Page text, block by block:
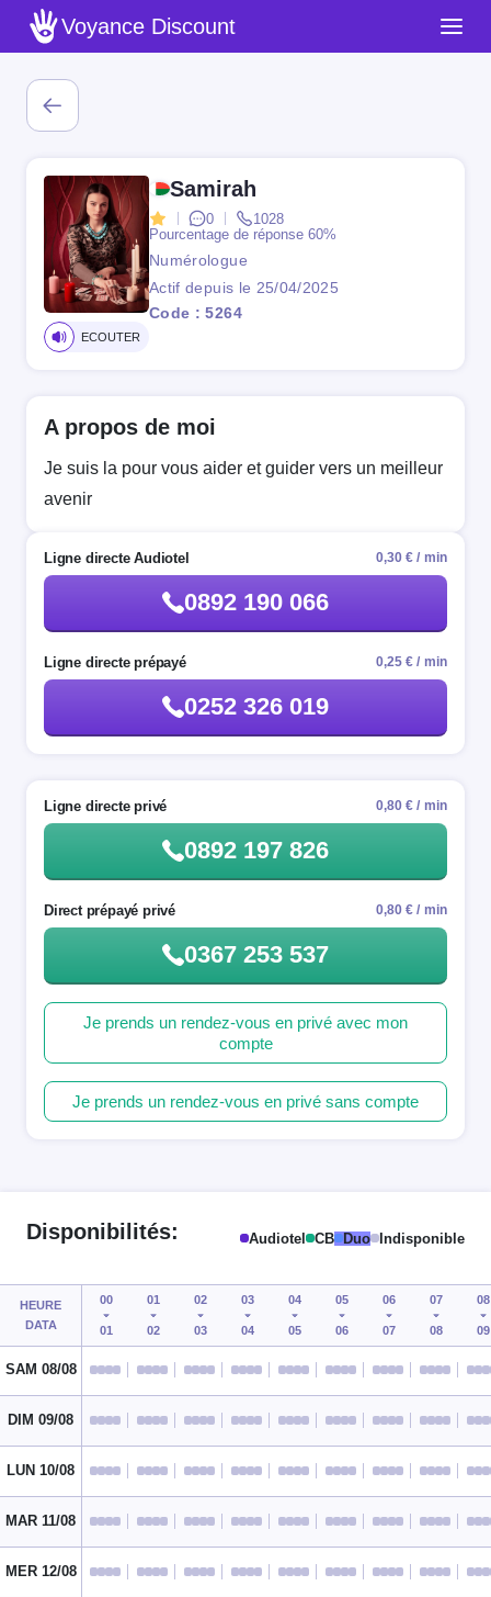
Voyance Discount
ECOUTER
Samirah
0
1028
Pourcentage de réponse 60%
Numérologue
Actif depuis le 25/04/2025
Code : 5264
A propos de moi
Je suis la pour vous aider et guider vers un meilleur
avenir
Ligne directe Audiotel 0,30 € / min
0892 190 066
Ligne directe prépayé 0,25 € / min
0252 326 019
Ligne directe privé 0,80 € / min
0892 197 826
Direct prépayé privé 0,80 € / min
0367 253 537
Je prends un rendez-vous en privé avec mon
compte
Je prends un rendez-vous en privé sans compte
Disponibilités: Audiotel CB Duo Indisponible
HEURE
DATA
00
01
01
02
02
03
03
04
04
05
05
06
06
07
07
08
08
09
SAM 08/08
DIM 09/08
LUN 10/08
MAR 11/08
MER 12/08